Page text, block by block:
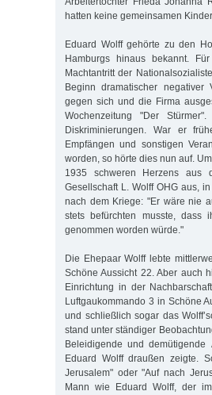
hatten keine gemeinsamen
Eduard Wolff gehörte zu den
Hamburgs hinaus bekannt.
Machtantritt der
Beginn dramatischer
gegen sich und die Firma
Wochenzeitung "Der
Diskriminierungen. War er
Empfängen und sonstigen
worden, so hörte dies nun auf.
1935 schweren Herzens aus
Gesellschaft L. Wolff OHG aus,
nach dem Kriege: "Er wäre nie
stets befürchten musste, dass
genommen worden würde."
Die Ehepaar Wolff lebte
Schöne Aussicht 22. Aber auch
Einrichtung in der
Luftgaukommando 3 in Schöne
und schließlich sogar das
stand unter ständiger
Beleidigende und
Eduard Wolff draußen zeigte.
Jerusalem" oder "Auf nach
Mann wie Eduard Wolff, der